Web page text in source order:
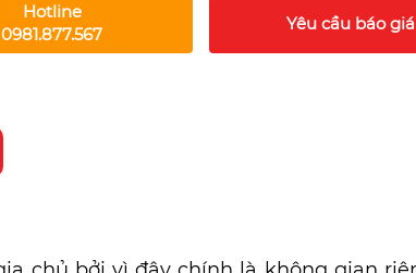
Hotline
0981.877.567
Yêu cầu báo giá